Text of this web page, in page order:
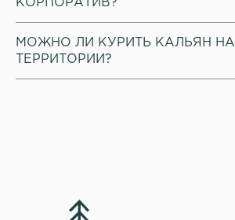
КОРПОРАТИВ?
МОЖНО ЛИ КУРИТЬ КАЛЬЯН НА
ТЕРРИТОРИИ?